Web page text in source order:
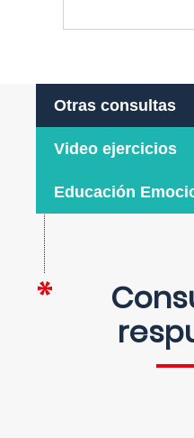
Otras consultas
Video ejercicios
Educación